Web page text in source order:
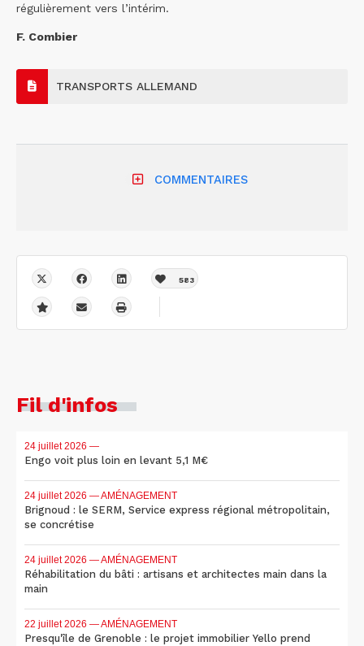
régulièrement vers l’intérim.
F. Combier
TRANSPORTS ALLEMAND
COMMENTAIRES
583
Fil d'infos
24 juillet 2026 —
Engo voit plus loin en levant 5,1 M€
24 juillet 2026 — AMÉNAGEMENT
Brignoud : le SERM, Service express régional métropolitain,
se concrétise
24 juillet 2026 — AMÉNAGEMENT
Réhabilitation du bâti : artisans et architectes main dans la
main
22 juillet 2026 — AMÉNAGEMENT
Presqu'île de Grenoble : le projet immobilier Yello prend